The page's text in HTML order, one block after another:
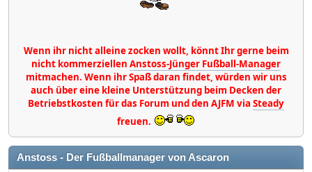
Wenn ihr nicht alleine zocken wollt, könnt Ihr gerne beim
nicht kommerziellen Anstoss-Jünger Fußball-Manager
mitmachen. Wenn ihr Spaß daran findet, würden wir uns
auch über eine kleine Unterstützung beim Decken der
Betriebstkosten für das Forum und den AJFM via Steady
freuen.
Anstoss - Der Fußballmanager von Ascaron